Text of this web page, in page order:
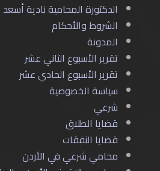
الدكتورة المحامية نادية أسعد
الشروط والأحكام
المدونة
تقرير الأسبوع الثاني عشر
تقرير الأسبوع الحادي عشر
سياسة الخصوصية
شرعي
قضايا الطلاق
قضايا النفقات
محامي شرعي في الأردن